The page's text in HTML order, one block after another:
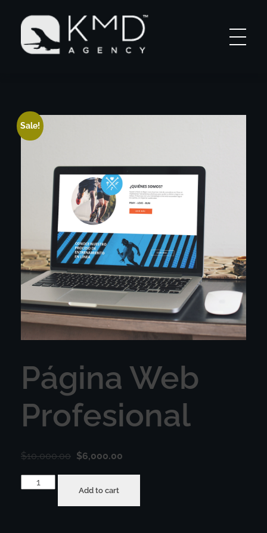
Sale!
Página Web
Profesional
$10,000.00 $6,000.00
Add to cart